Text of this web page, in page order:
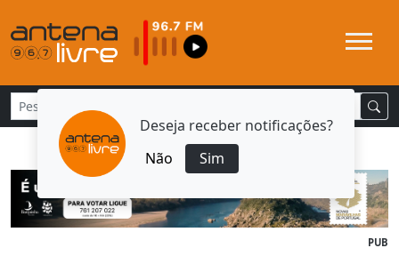
Deseja receber notificações?
Não
Sim
PUB